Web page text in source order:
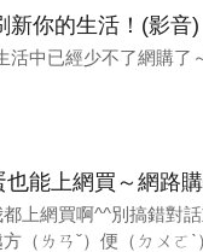
新你的生活！(影音)
中已經少不了網購了
也能上網買～網路
上網買啊^^別搞錯對
（ㄌㄢˇ）便（ㄉㄨㄛ